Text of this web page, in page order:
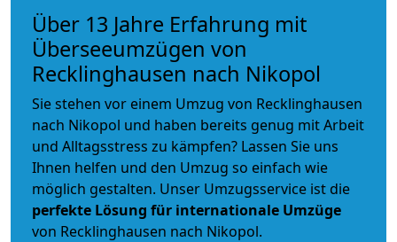
Über 13 Jahre Erfahrung mit
Überseeumzügen von
Recklinghausen nach Nikopol
Sie stehen vor einem Umzug von Recklinghausen
nach Nikopol und haben bereits genug mit Arbeit
und Alltagsstress zu kämpfen? Lassen Sie uns
Ihnen helfen und den Umzug so einfach wie
möglich gestalten. Unser Umzugsservice ist die
perfekte Lösung für internationale Umzüge
von Recklinghausen nach Nikopol.